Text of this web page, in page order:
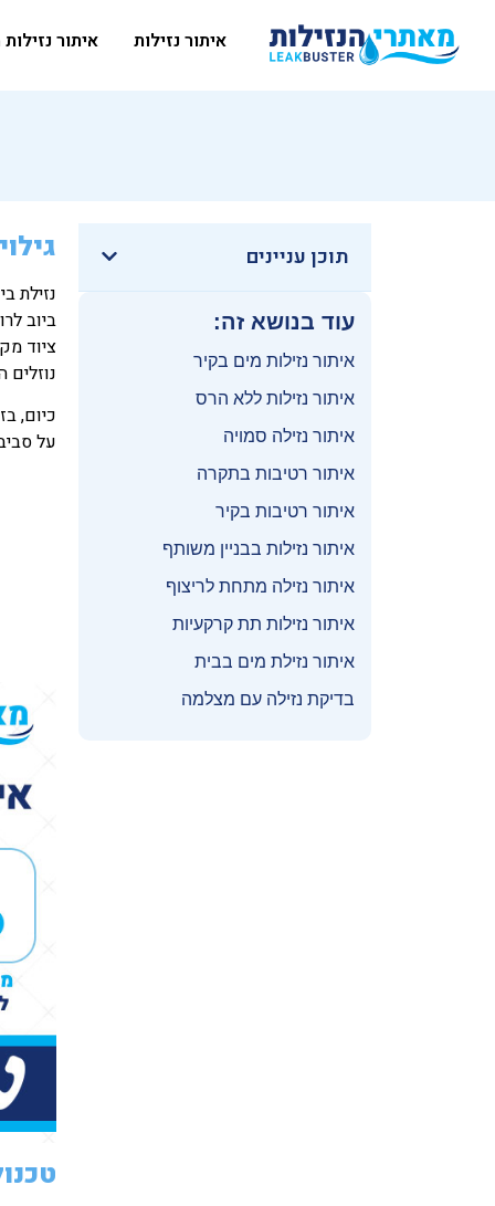
איתור נזילות איתור
תוכן עניינים
עוד בנושא זה:
איתור נזילות מים בקיר
איתור נזילות ללא הרס
איתור נזילה סמויה
איתור רטיבות בתקרה
איתור רטיבות בקיר
איתור נזילות בבניין משותף
איתור נזילה מתחת לריצוף
איתור נזילות תת קרקעיות
איתור נזילת מים בבית
בדיקת נזילה עם מצלמה
גילוי
נזילת
ביוב
ציוד
נוזלים
כיום,
על